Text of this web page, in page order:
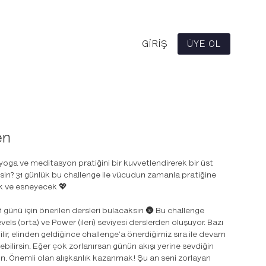
GIRIŞ ÜYE OL
ve meditasyon pratiğini bir kuvvetlendirerek bir üst
31 günlük bu challenge ile vücudun zamanla pratiğine
ve esneyecek 💖
günü için önerilen dersleri bulacaksın 🌚 Bu challenge
(orta) ve Power (ileri) seviyesi derslerden oluşuyor. Bazı
elinden geldiğince challenge'a önerdiğimiz sıra ile devam
Eğer çok zorlanırsan günün akışı yerine sevdiğin
Önemli olan alışkanlık kazanmak! Şu an seni zorlayan